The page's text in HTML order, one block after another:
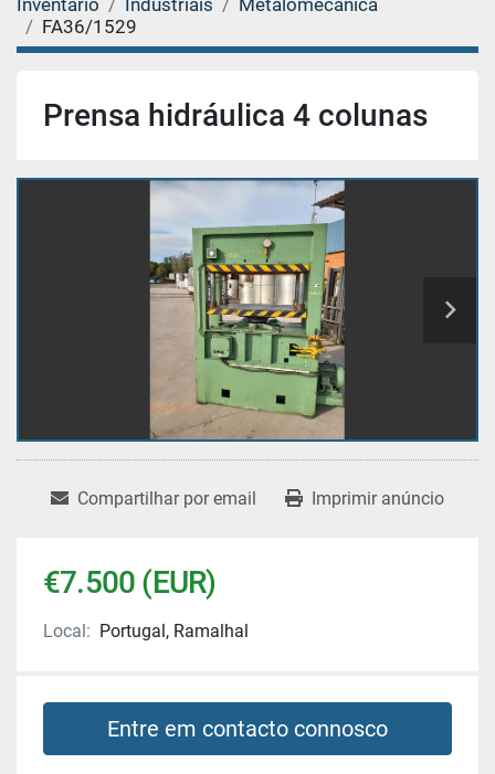
Inventário Industriais
Metalomecânica
FA36/1529
Prensa hidráulica 4 colunas
Compartilhar por email Imprimir anúncio
€7.500 (EUR)
Local: Portugal, Ramalhal
Entre em contacto connosco